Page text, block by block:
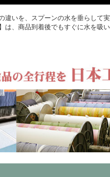
違いを、スプーンの水を垂らして
は、商品到着後でもすぐに水を吸